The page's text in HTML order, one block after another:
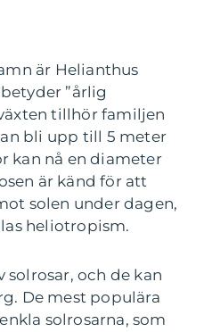
är Helianthus
”årlig
tillhör familjen
bli upp till 5 meter
kan nå en diameter
är känd för att
solen under dagen,
heliotropism.
solrosar, och de kan
De mest populära
solrosarna, som